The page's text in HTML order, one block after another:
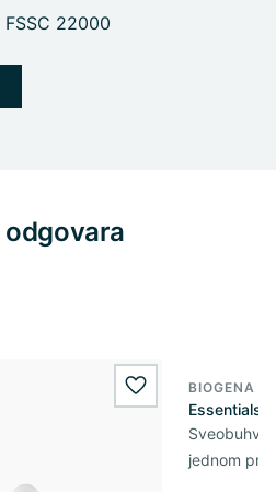
22000
wishlist.add
BIOGENA
Essentials
jednom